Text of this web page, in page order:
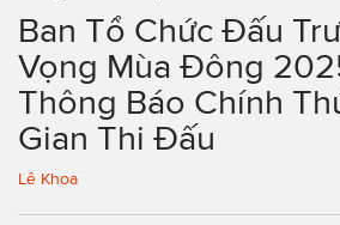
Ban Tổ Chức Đấu
Vọng Mùa Đông
Thông Báo Chính
Gian Thi Đấu
Lê Khoa